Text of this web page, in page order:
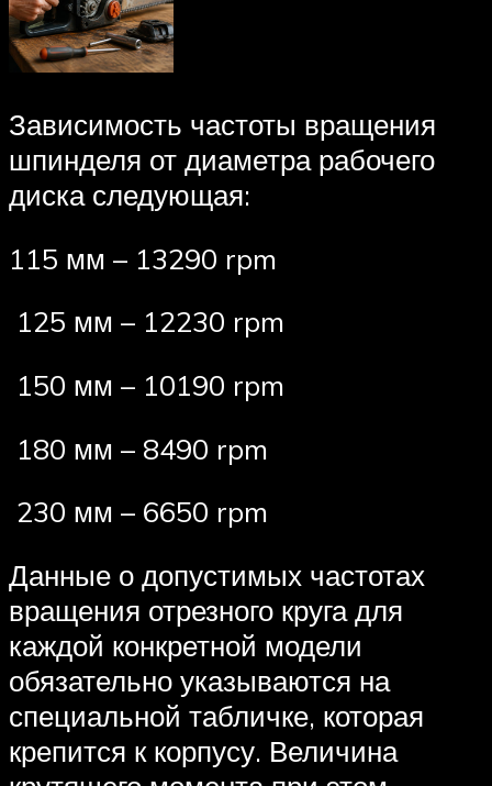
Зависимость частоты вращения
шпинделя от диаметра рабочего
диска следующая:
115 мм – 13290 rpm
125 мм – 12230 rpm
150 мм – 10190 rpm
180 мм – 8490 rpm
230 мм – 6650 rpm
Данные о допустимых частотах
вращения отрезного круга для
каждой конкретной модели
обязательно указываются на
специальной табличке, которая
крепится к корпусу. Величина